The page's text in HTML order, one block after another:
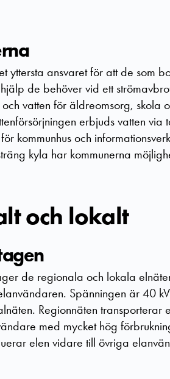
yttersta ansvaret för att de som
de behöver vid ett
vatten för äldreomsorg, skola
erbjuds vatten
kommunhus och
kyla har kommunerna
och lokalt
de regionala och lokala
Spänningen är 40
Regionnäten transporterar
med mycket hög
elen vidare till övriga